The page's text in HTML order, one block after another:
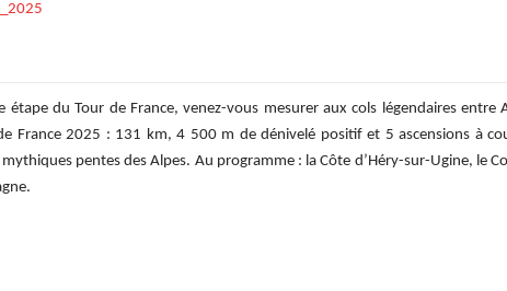
du Tour de France, venez-vous mesurer aux cols légendaires entre
France 2025 : 131 km, 4 500 m de dénivelé positif et 5 ascensions à
pentes des Alpes. Au programme : la Côte d’Héry-sur-Ugine, le